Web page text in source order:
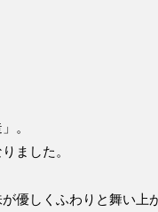
。
ました。
優しくふわりと舞い上